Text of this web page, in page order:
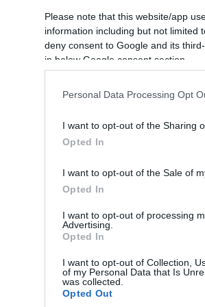
Please note that this website/app
information including but not limited
deny consent to Google and its
in below Google consent section.
Personal Data Processing Opt
I want to opt-out of the Sharing
Opted In
I want to opt-out of the Sale of
Opted In
I want to opt-out of processing
Advertising.
Opted In
I want to opt-out of Collection,
of my Personal Data that Is
was collected.
Opted Out
keretében ezúttal 35 alkotó,
Miklós, Gérné Mezősi Aranka,
Ida, Miklós János, Olajos György,
Lajos, Szemadám György, ifj. Szlávics
17 óra
Megnyitja a kiállítás kurátora:
A kiállítás megtekinthető
PROGRAM